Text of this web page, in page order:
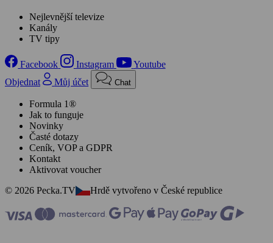
Nejlevnější televize
Kanály
TV tipy
Facebook Instagram
Youtube
Objednat
Můj účet Chat
Formula 1®
Jak to funguje
Novinky
Časté dotazy
Ceník, VOP a GDPR
Kontakt
Aktivovat voucher
© 2026 Pecka.TV
Hrdě vytvořeno v České republice